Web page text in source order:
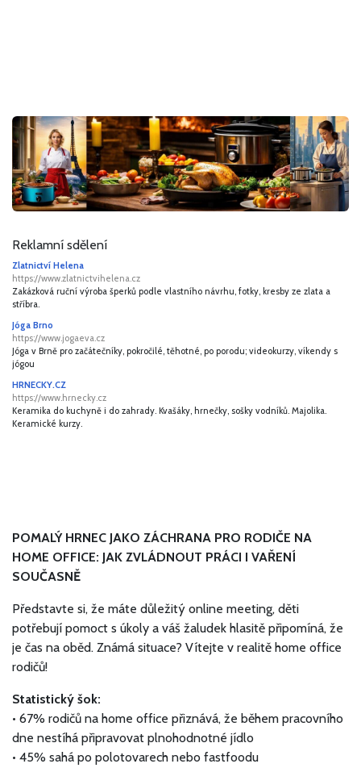
Reklamní sdělení
Zlatnictví Helena
https://www.zlatnictvihelena.cz
Zakázková ruční výroba šperků podle vlastního návrhu, fotky, kresby ze zlata a
stříbra.
Jóga Brno
https://www.jogaeva.cz
Jóga v Brně pro začátečníky, pokročilé, těhotné, po porodu; videokurzy, víkendy s
jógou
HRNECKY.CZ
https://www.hrnecky.cz
Keramika do kuchyně i do zahrady. Kvašáky, hrnečky, sošky vodníků. Majolika.
Keramické kurzy.
POMALÝ HRNEC JAKO ZÁCHRANA PRO RODIČE NA
HOME OFFICE: JAK ZVLÁDNOUT PRÁCI I VAŘENÍ
SOUČASNĚ
Představte si, že máte důležitý online meeting, děti
potřebují pomoct s úkoly a váš žaludek hlasitě připomíná, že
je čas na oběd. Známá situace? Vítejte v realitě home office
rodičů!
Statistický šok:
• 67% rodičů na home office přiznává, že během pracovního
dne nestíhá připravovat plnohodnotné jídlo
• 45% sahá po polotovarech nebo fastfoodu